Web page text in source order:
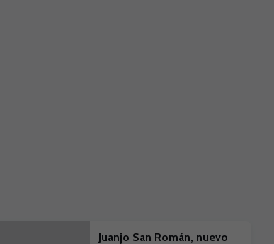
Juanjo San Román, nuevo